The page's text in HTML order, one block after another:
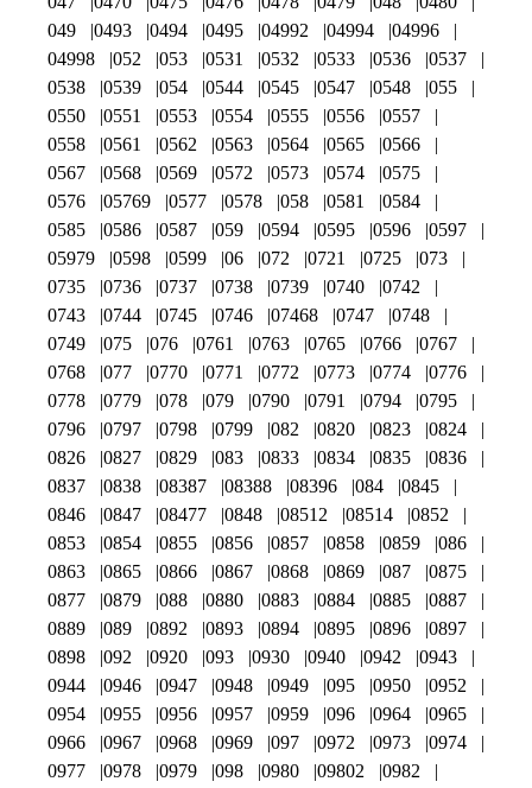
049
0493 0494 0495 04992 04994
04996
04998
052 053 0531 0532 0533 0536
0537
0538
0539 054 0544 0545 0547 0548
055
0550
0551 0553 0554 0555 0556
0557
0558
0561 0562 0563 0564 0565
0566
0567
0568 0569 0572 0573 0574
0575
0576
05769 0577 0578 058 0581
0584
0585
0586 0587 059 0594 0595 0596
0597
05979
0598 0599 06 072 0721 0725
073
0735
0736 0737 0738 0739 0740
0742
0743
0744 0745 0746 07468 0747
0748
0749
075 076 0761 0763 0765 0766
0767
0768
077 0770 0771 0772 0773 0774
0776
0778
0779 078 079 0790 0791 0794
0795
0796
0797 0798 0799 082 0820 0823
0824
0826
0827 0829 083 0833 0834 0835
0836
0837
0838 08387 08388 08396 084
0845
0846
0847 08477 0848 08512 08514
0852
0853
0854 0855 0856 0857 0858 0859
086
0863
0865 0866 0867 0868 0869 087
0875
0877
0879 088 0880 0883 0884 0885
0887
0889
089 0892 0893 0894 0895 0896
0897
0898
092 0920 093 0930 0940 0942
0943
0944
0946 0947 0948 0949 095 0950
0952
0954
0955 0956 0957 0959 096 0964
0965
0966
0967 0968 0969 097 0972 0973
0974
0977
0978 0979 098 0980 09802
0982